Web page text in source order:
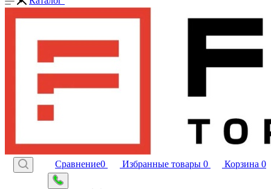
Сравнение0 Избранные товары 0 Корзина 0